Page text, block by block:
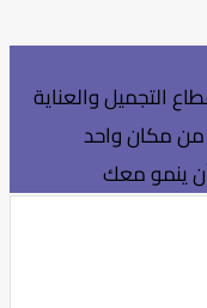
التجميل والعناية
مكان واحد
ينمو معك